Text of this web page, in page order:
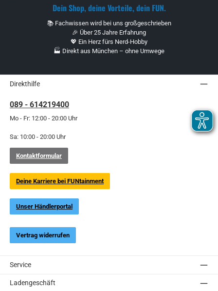
Dein Shop, deine Vorteile, dein FUN.
📚 Fachwissen wird bei uns großgeschrieben
🎉 Über 25 Jahre Erfahrung
💖 Ein Herz fürs Nerd-Hobby
🏭 Direkt aus München – ohne Umwege
Direkthilfe
089 - 614219400
Mo - Fr: 12:00 - 20:00 Uhr
Sa: 10:00 - 20:00 Uhr
Kontaktformular
Deine Karriere bei FUNtainment
Unser Händlerportal
Vertrag widerrufen
Service
Ladengeschäft